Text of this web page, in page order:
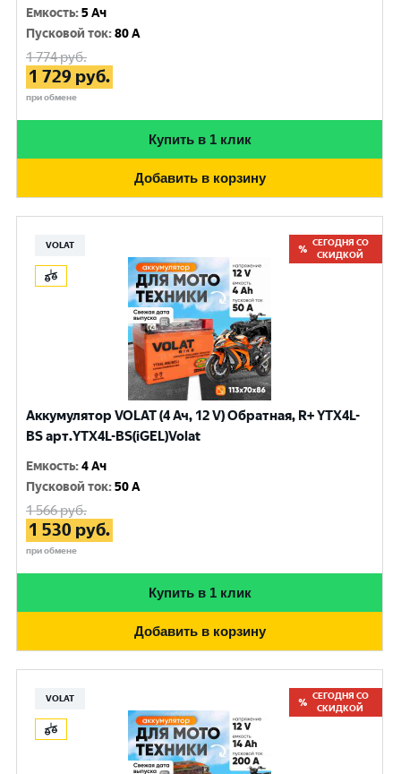
Емкость:5 Ач
Пусковой ток:80 A
1 774руб.
1 729 руб.
при обмене
Купить в 1 клик
Добавить в корзину
VOLAT
СЕГОДНЯ СО
СКИДКОЙ
Аккумулятор VOLAT (4 Ач, 12 V) Обратная, R+ YTX4L-
BS арт.YTX4L-BS(iGEL)Volat
Емкость:4 Ач
Пусковой ток:50 A
1 566руб.
1 530 руб.
при обмене
Купить в 1 клик
Добавить в корзину
VOLAT
СЕГОДНЯ СО
СКИДКОЙ